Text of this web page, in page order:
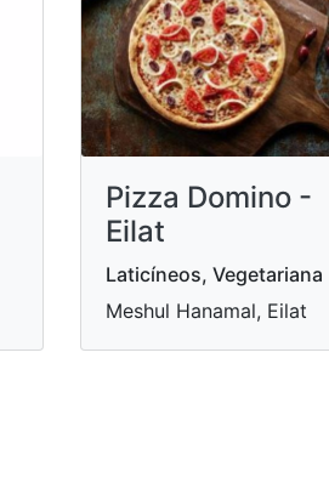
Pizza Domino -
Eilat
Laticíneos, Vegetariana
Meshul Hanamal, Eilat